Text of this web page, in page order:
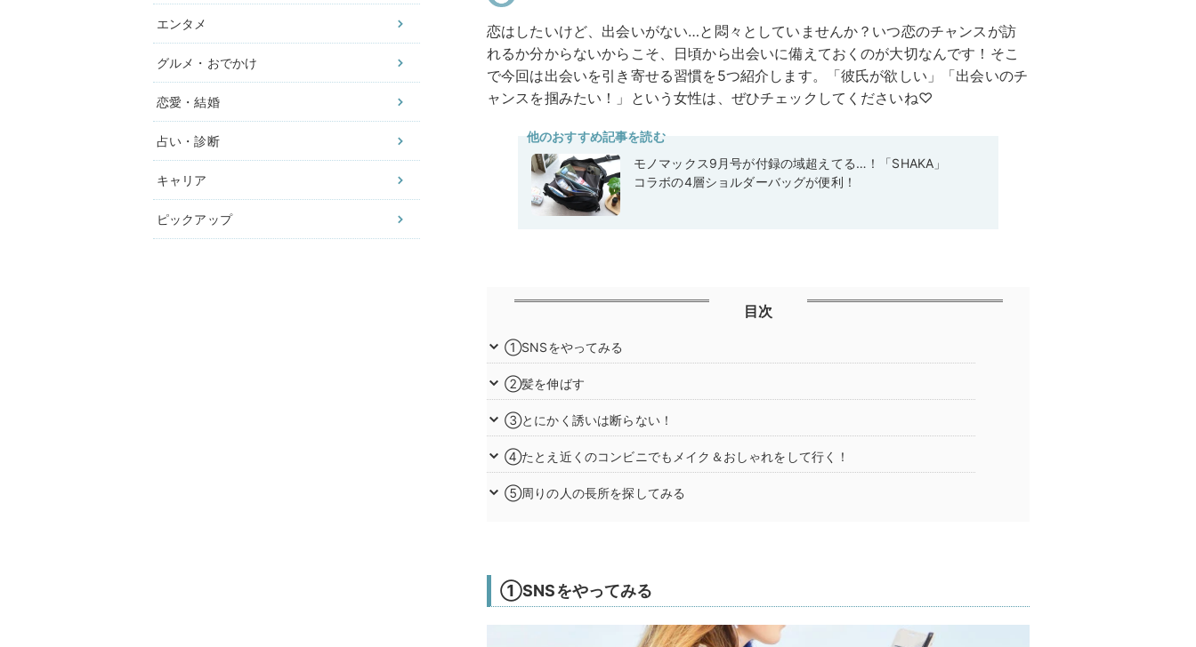
エンタメ
グルメ・おでかけ
恋愛・結婚
占い・診断
キャリア
ピックアップ
恋はしたいけど、出会いがない…と悶々としていませんか？いつ恋のチャンスが訪
れるか分からないからこそ、日頃から出会いに備えておくのが大切なんです！そこ
で今回は出会いを引き寄せる習慣を5つ紹介します。「彼氏が欲しい」「出会いのチ
ャンスを掴みたい！」という女性は、ぜひチェックしてくださいね♡
他のおすすめ記事を読む
モノマックス9月号が付録の域超えてる…！「SHAKA」
コラボの4層ショルダーバッグが便利！
目次
①SNSをやってみる
②髪を伸ばす
③とにかく誘いは断らない！
④たとえ近くのコンビニでもメイク＆おしゃれをして行く！
⑤周りの人の長所を探してみる
①SNSをやってみる